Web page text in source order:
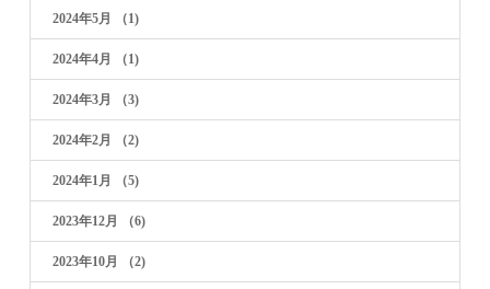
2024年5月 （1)
2024年4月 （1)
2024年3月 （3)
2024年2月 （2)
2024年1月 （5)
2023年12月 （6)
2023年10月 （2)